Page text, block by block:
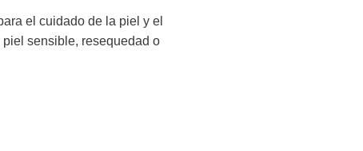
el cuidado de la piel y el
sensible, resequedad o